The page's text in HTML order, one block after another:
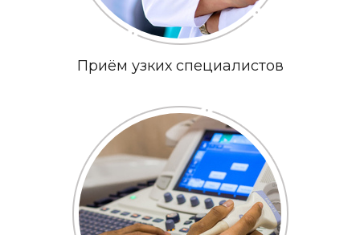
Приём узких специалистов